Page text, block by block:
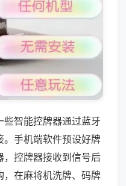
智能控牌器通过蓝牙
。手机端软件预设好牌
，控牌器接收到信号后
，在麻将机洗牌、码牌